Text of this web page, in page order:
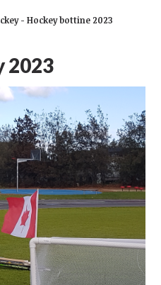
- Hockey bottine 2023
2023